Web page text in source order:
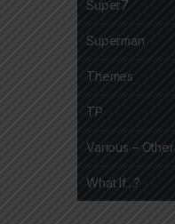
Super7
Superman
Themes
TP
Various – Other
What If…?